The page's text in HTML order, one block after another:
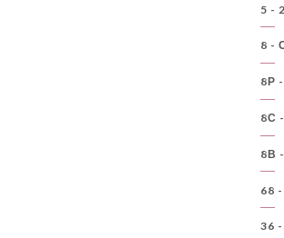
5 -
8 -
8Р
8С
8В
68
36